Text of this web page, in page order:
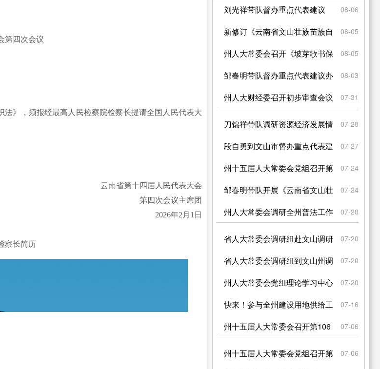
第四次会议
》，须报经最高人民检察院检察长提请全国人民代表大
云南省第十四届人民代表大会
第四次会议主席团
2026年2月1日
察长简历
刘光祥带队督办重点代表建议 08-06
新修订《云南省文山壮族苗族自
治州广南历史文化名城保...
08-05
州人大常委会召开《坡芽歌书保
护传承条例（草案）》专...
08-05
邹春明带队督办重点代表建议办
理工作
08-03
州人大财经委召开初步审查会议 07-31
刀锦祥带队调研资源经济发展情
况
07-28
段自勇到文山市督办重点代表建
议办理工作
07-27
州十五届人大常委会党组召开第
99次（扩大）会议
07-24
邹春明带队开展《云南省文山壮
族苗族自治州普者黑景区...
07-24
州人大常委会调研全州普法工作 07-20
省人大常委会调研组赴文山调研
国有自然资源资产管理情...
07-20
省人大常委会调研组到文山州调
研普法工作
07-20
州人大常委会党组理论学习中心
组举行2026年度第五...
07-20
快来！参与全州建设用地供给工
作存在的问题征集！
07-16
州十五届人大常委会召开第106
次主任会议
07-06
州十五届人大常委会党组召开第
07-06